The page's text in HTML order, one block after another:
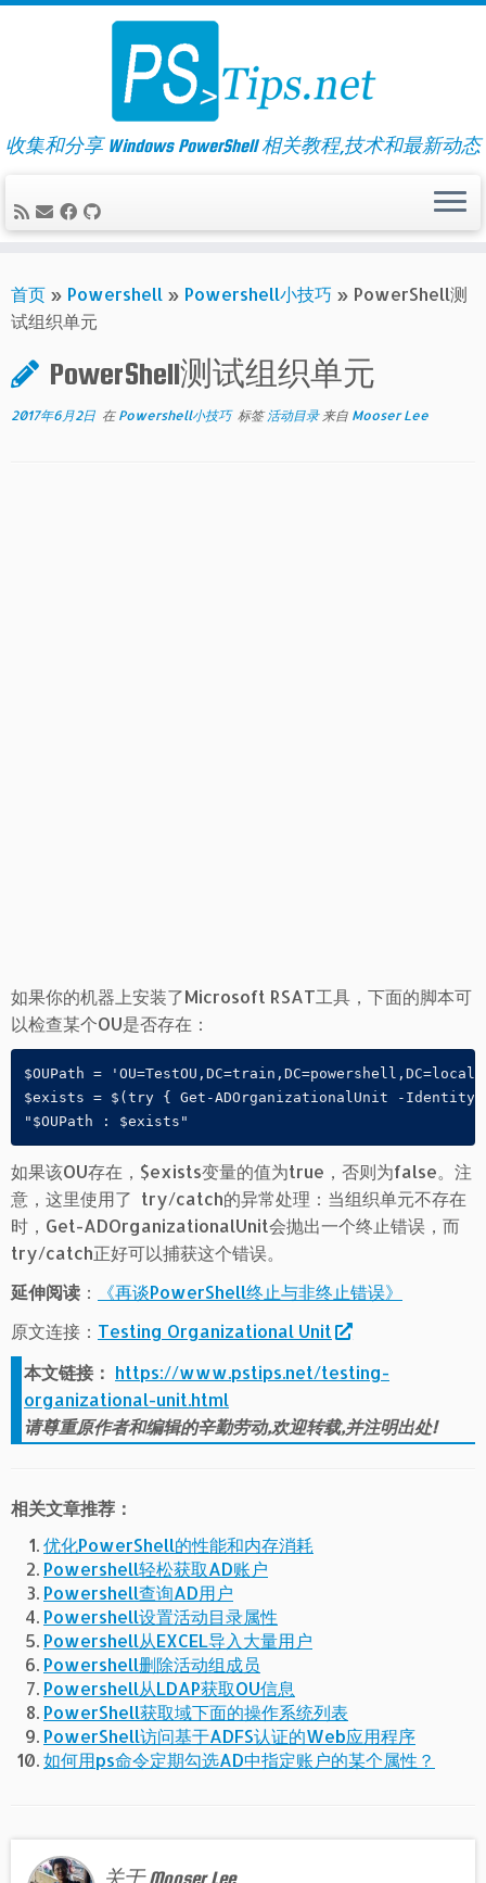
Skip
收集和分享 Windows PowerShell 相关教程,技术和最新动态
首页 » Powershell » Powershell小技巧 » PowerShell测
试组织单元
PowerShell测试组织单元
2017年6月2日 在 Powershell小技巧 标签活动目录 来自 Mooser Lee
如果你的机器上安装了Microsoft RSAT工具，下面的脚本可
以检查某个OU是否存在：
$OUPath = 'OU=TestOU,DC=train,DC=powershell,DC=local'
$exists = $(try { Get-ADOrganizationalUnit -Identity
"$OUPath : $exists"
如果该OU存在，$exists变量的值为true，否则为false。注
意，这里使用了 try/catch的异常处理：当组织单元不存在
时，Get-ADOrganizationalUnit会抛出一个终止错误，而
try/catch正好可以捕获这个错误。
延伸阅读 ：
《再谈PowerShell终止与非终止错误》
原文连接： Testing Organizational Unit
本文链接： https://www.pstips.net/testing-
organizational-unit.html
请尊重原作者和编辑的辛勤劳动,欢迎转载,并注明出处!
相关文章推荐：
优化PowerShell的性能和内存消耗
Powershell轻松获取AD账户
Powershell查询AD用户
Powershell设置活动目录属性
Powershell从EXCEL导入大量用户
Powershell删除活动组成员
Powershell从LDAP获取OU信息
PowerShell获取域下面的操作系统列表
PowerShell访问基于ADFS认证的Web应用程序
如何用ps命令定期勾选AD中指定账户的某个属性？
关于 Mooser Lee